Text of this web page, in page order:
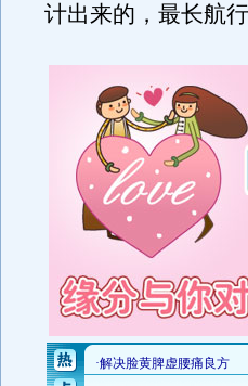
计出来的，最长航